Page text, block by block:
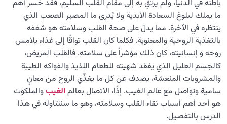
أنواع القلوب في القرآن الكريم: دلالات التقسيم ومقاصده
تحجّر القلب وقساوته: المفهوم والفرق بين الحالتين
قلوب أقسى من الحجارة وعلاماتها
الافتتان بالكمالات النباتية؛ عامل التحوُّل إلى نبات في صورة
إنسان
ما هو الباطن الحيواني؟ ولماذا يُحشر بعض الناس يوم القيامة
على هيئة حيوانية؟
باطنه في الدنيا، ولم يرتقِ به إلى مقام القلب السليم، فقد خسر أهم
ما يملك لبلوغ السعادة الأبدية ولا يُدرى ما المصير الصعب الذي
ينتظره في الآخرة. مما يدلّ على صحة القلب وسلامته هو شغفه
بالتغذية الروحية والمعنوية. فكلما كان القلب تواقًا إلى غذاء يلامس
روحه و إنسانيته، كان ذلك مؤشراً على سلامته. فالقلب المريض،
كالجسم العليل الذي يفقد شهيته للطعام اللذيذ والفواكه الطيبة
والمشروبات المنعشة، يصدف عن كل ما يغذّي الروح من معانٍ
سامية وتواصل مع عالم الغيب. إذًا، الاتصال بعالم الغيبوالملکوت
هو أحد أهم أسباب نقاء القلب وسلامته، وهو ما سنتناوله في هذا
الدرس بالتفصيل.